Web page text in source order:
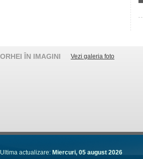
ORHEI ÎN IMAGINI Vezi galeria foto
Ultima actualizare: Miercuri, 05 august 2026